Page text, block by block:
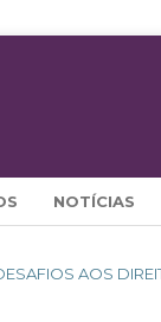
NOTÍCIAS
AOS